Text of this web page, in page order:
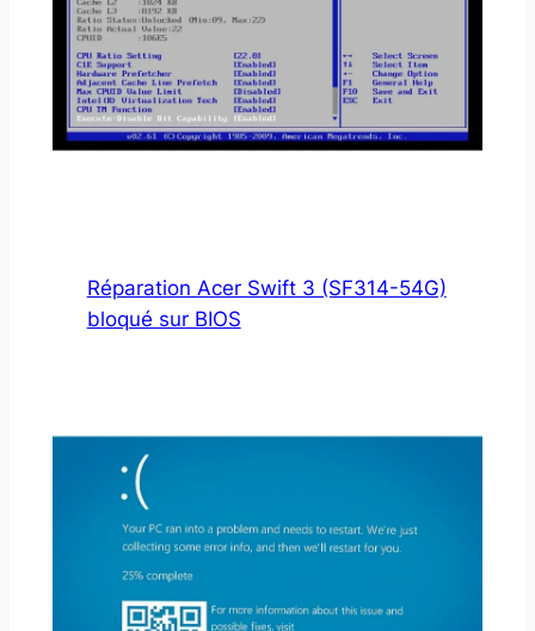
Réparation Acer Swift 3 (SF314-54G)
bloqué sur BIOS